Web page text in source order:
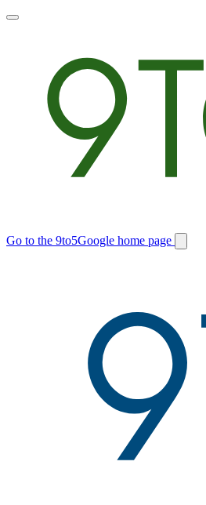
Toggle
Go to the 9to5Google home page
Switch